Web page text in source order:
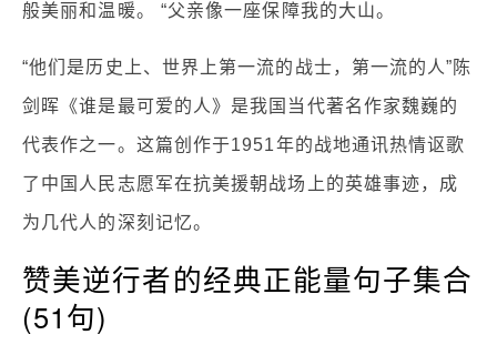
般美丽和温暖。 “父亲像一座保障我的大山。
“他们是历史上、世界上第一流的战士，第一流的人”陈
剑晖《谁是最可爱的人》是我国当代著名作家魏巍的
代表作之一。这篇创作于1951年的战地通讯热情讴歌
了中国人民志愿军在抗美援朝战场上的英雄事迹，成
为几代人的深刻记忆。
赞美逆行者的经典正能量句子集合
(51句)